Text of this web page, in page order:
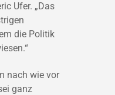
Ufer. „Das
die Politik
nach wie vor
ganz